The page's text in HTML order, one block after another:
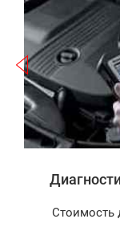
Стоимость